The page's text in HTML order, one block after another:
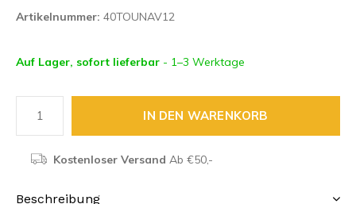
Artikelnummer: 40TOUNAV12
Auf Lager, sofort lieferbar - 1–3 Werktage
IN DEN WARENKORB
Kostenloser Versand Ab €50,-
Beschreibung